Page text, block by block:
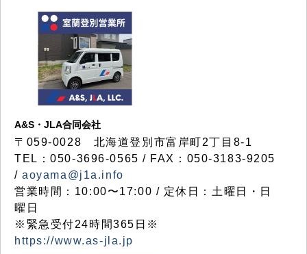
A&S・JLA合同会社
〒 059-0028 北海道登別市富岸町2丁目 8-1
TEL：050-3696-0565 / FAX：050-3183-9205
/aoyama@j1a.info
営業時間：10:00〜17:00 / 定休日：土曜日・日
曜日
※緊急受付24時間365日※
https://www.as-jla.jp